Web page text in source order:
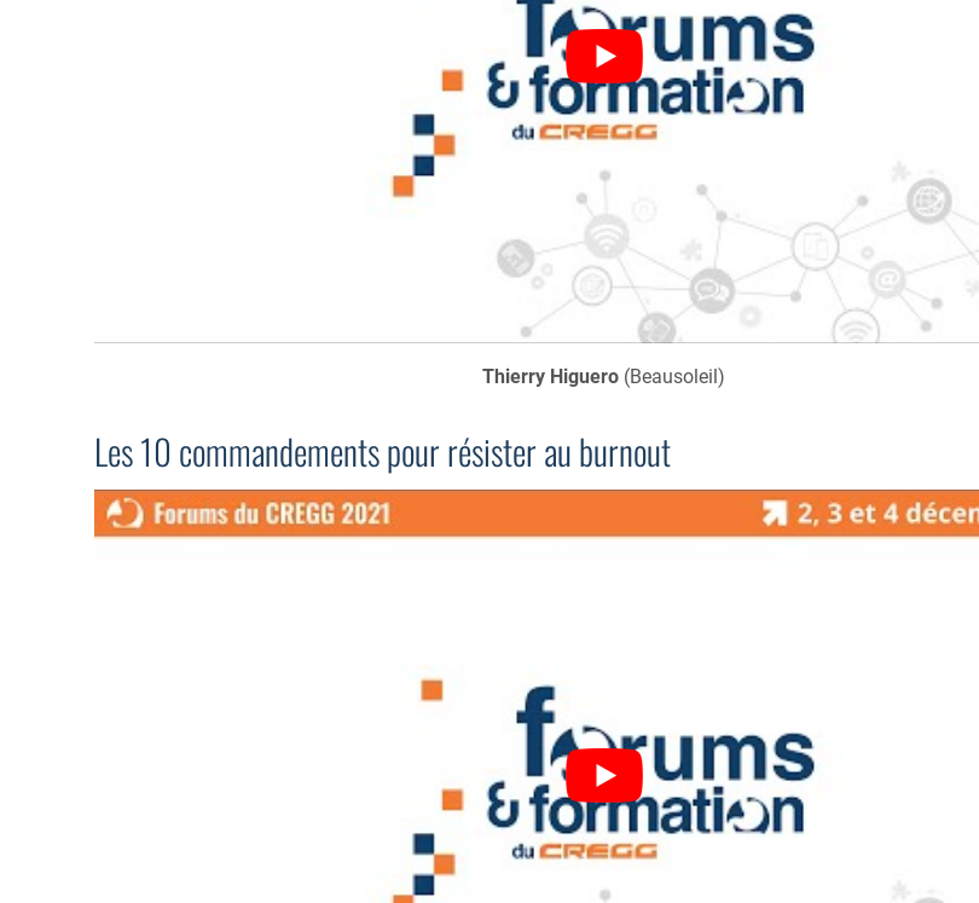
Thierry Higuero (Beausoleil)
Les 10 commandements pour résister au burnout